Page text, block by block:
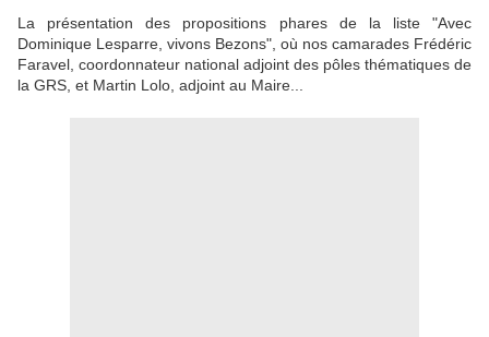
La présentation des propositions phares de la liste "Avec
Dominique Lesparre, vivons Bezons", où nos camarades Frédéric
Faravel, coordonnateur national adjoint des pôles thématiques de
la GRS, et Martin Lolo, adjoint au Maire...